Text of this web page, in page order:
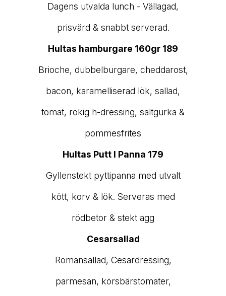
Dagens utvalda lunch - Vällagad,
prisvärd & snabbt serverad.
Hultas hamburgare 160gr 189
Brioche, dubbelburgare, cheddarost,
bacon, karamelliserad lök, sallad,
tomat, rökig h-dressing, saltgurka &
pommesfrites
Hultas Putt I Panna 179
Gyllenstekt pyttipanna med utvalt
kött, korv & lök. Serveras med
rödbetor & stekt ägg
Cesarsallad
Romansallad, Cesardressing,
parmesan, körsbärstomater,